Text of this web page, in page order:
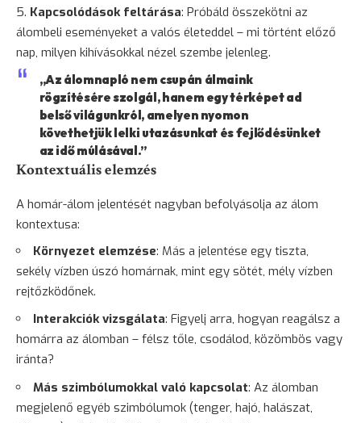
Kapcsolódások feltárása: Próbáld összekötni az
álombeli eseményeket a valós életeddel – mi történt előző
nap, milyen kihívásokkal nézel szembe jelenleg.
„Az álomnapló nem csupán álmaink
rögzítésére szolgál, hanem egy térképet ad
belső világunkról, amelyen nyomon
követhetjük lelki utazásunkat és fejlődésünket
az idő múlásával.”
Kontextuális elemzés
A homár-álom jelentését nagyban befolyásolja az álom
kontextusa:
Környezet elemzése: Más a jelentése egy tiszta,
sekély vízben úszó homárnak, mint egy sötét, mély vízben
rejtőzködőnek.
Interakciók vizsgálata: Figyelj arra, hogyan reagálsz a
homárra az álomban – félsz tőle, csodálod, közömbös vagy
iránta?
Más szimbólumokkal való kapcsolat: Az álomban
megjelenő egyéb szimbólumok (tenger, hajó, halászat,